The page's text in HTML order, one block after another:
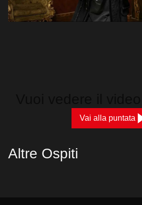
Vai alla puntata
Altre Ospiti